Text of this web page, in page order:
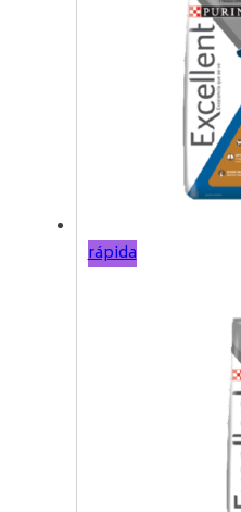
rápida